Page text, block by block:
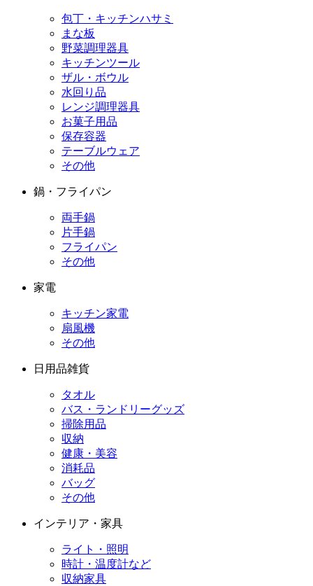
包丁・キッチンハサミ
まな板
野菜調理器具
キッチンツール
ザル・ボウル
水回り品
レンジ調理器具
お菓子用品
保存容器
テーブルウェア
その他
鍋・フライパン
両手鍋
片手鍋
フライパン
その他
家電
キッチン家電
扇風機
その他
日用品雑貨
タオル
バス・ランドリーグッズ
掃除用品
収納
健康・美容
消耗品
バッグ
その他
インテリア・家具
ライト・照明
時計・温度計など
収納家具